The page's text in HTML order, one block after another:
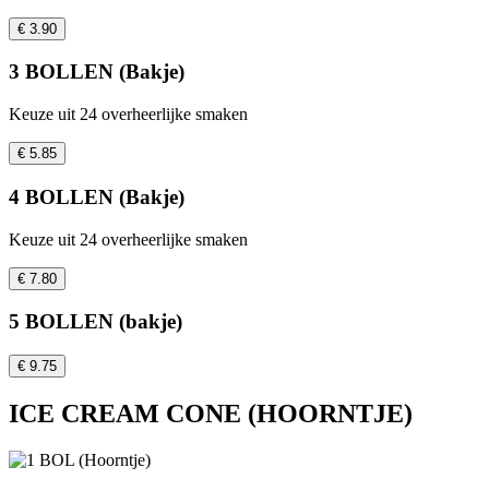
€ 3.90
3 BOLLEN (Bakje)
Keuze uit 24 overheerlijke smaken
€ 5.85
4 BOLLEN (Bakje)
Keuze uit 24 overheerlijke smaken
€ 7.80
5 BOLLEN (bakje)
€ 9.75
ICE CREAM CONE (HOORNTJE)